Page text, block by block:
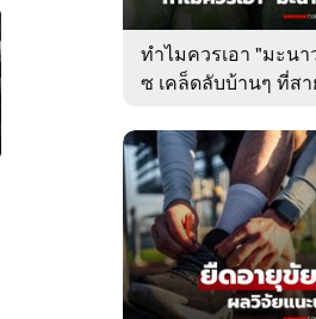
ทำไมควรเอา "มะนา
ซ เคล็ดลับบ้านๆ ที่สา